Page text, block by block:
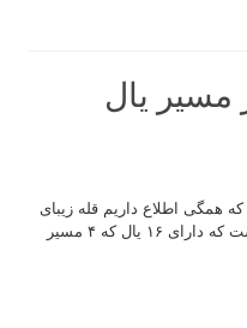
مسیر یال
همگی اطلاع داریم قله زیبای
دماوند با ارتفاع ۵۶۱۰ متر بلندترین قله ایران و از مسیرهای مختلف قابل صعود است که دارای ۱۶ یال که ۴ مسیر